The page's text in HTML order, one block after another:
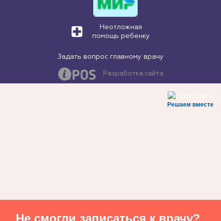
Неотложная
помощь ребенку
Задать вопрос главному врачу
Разработка сайта
Решаем вместе
Не смогли записаться к врачу?